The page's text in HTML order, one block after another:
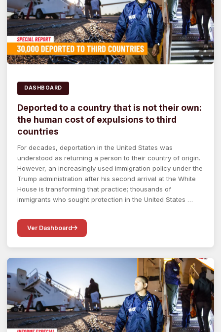
DASHBOARD
Deported to a country that is not their own:
the human cost of expulsions to third
countries
For decades, deportation in the United States was
understood as returning a person to their country of origin.
However, an increasingly used immigration policy under the
Trump administration after his second arrival at the White
House is transforming that practice; thousands of
immigrants who sought protection in the United States …
Ver Dashboard